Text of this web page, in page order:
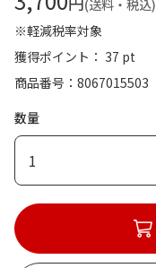
(送料・税込)
※軽減税率対象
獲得ポイント： 37 pt
商品番号
8067015503
数量
1